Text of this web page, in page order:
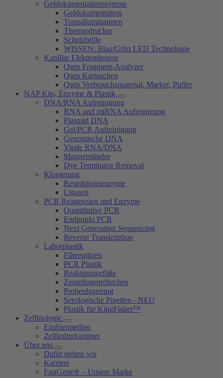
Geldokumentationssyteme
Geldokumentation
Transilluminatoren
Thermodrucker
Schutzbrille
WISSEN: Blau/Grün LED Technologie
Kapillar Elektrophorese
Qsep Fragment-Analyzer
Qsep Kartuschen
Qsep Verbrauchsmaterial, Marker, Puffer
NAP Kits, Enzyme & Plastik
DNA/RNA Aufreinigung
RNA und miRNA Aufreinigung
Plasmid DNA
Gel/PCR Aufreinigung
Genomische DNA
Virale RNA/DNA
Magnetständer
Dye Terminator Removal
Klonierung
Restriktionsenzyme
Ligasen
PCR Reagenzien und Enzyme
Quantitative PCR
Endpunkt PCR
Next Generation Sequencing
Reverse Transkription
Laborplastik
Filterspitzen
PCR Plastik
Reaktionsgefäße
Zentrifugenröhrchen
Probenlagerung
Serologische Pipetten - NEU
Plastik für KingFisher™
Zellbiologie
Einfriermedien
Zellkulturkammer
Über uns
Dafür stehen wir
Karriere
FastGene® – Unsere Marke